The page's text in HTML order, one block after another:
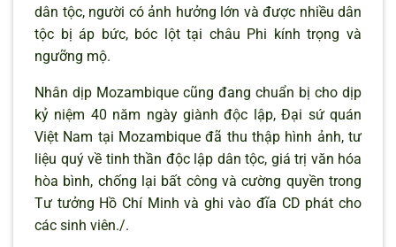
dân tộc, người có ảnh hưởng lớn và được nhiều dân
tộc bị áp bức, bóc lột tại châu Phi kính trọng và
ngưỡng mộ.
Nhân dịp Mozambique cũng đang chuẩn bị cho dịp
kỷ niệm 40 năm ngày giành độc lập, Đại sứ quán
Việt Nam tại Mozambique đã thu thập hình ảnh, tư
liệu quý về tinh thần độc lập dân tộc, giá trị văn hóa
hòa bình, chống lại bất công và cường quyền trong
Tư tưởng Hồ Chí Minh và ghi vào đĩa CD phát cho
các sinh viên./.